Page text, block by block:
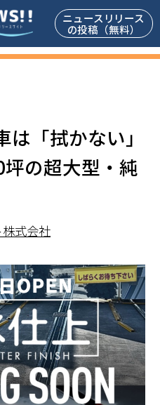
ニュースリリース
の投稿（無料）
は「拭かない」
の超大型・純
式会社